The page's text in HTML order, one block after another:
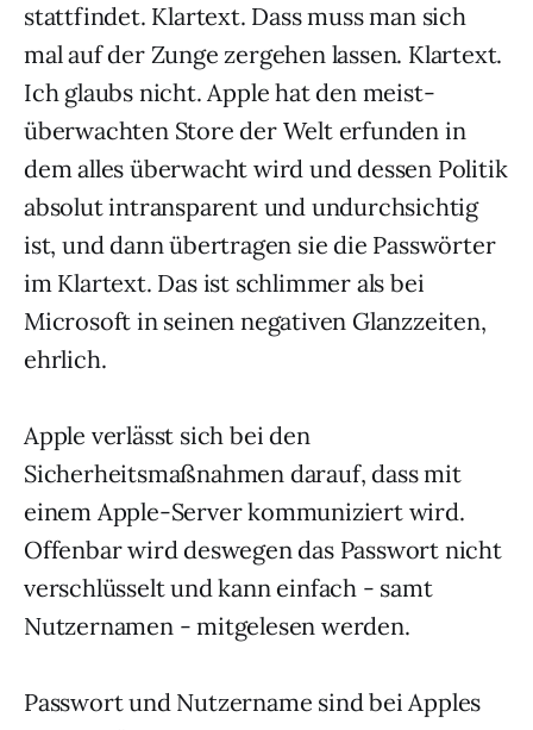
stattfindet. Klartext. Dass muss man sich
mal auf der Zunge zergehen lassen. Klartext.
Ich glaubs nicht. Apple hat den meist-
überwachten Store der Welt erfunden in
dem alles überwacht wird und dessen Politik
absolut intransparent und undurchsichtig
ist, und dann übertragen sie die Passwörter
im Klartext. Das ist schlimmer als bei
Microsoft in seinen negativen Glanzzeiten,
ehrlich.
Apple verlässt sich bei den
Sicherheitsmaßnahmen darauf, dass mit
einem Apple-Server kommuniziert wird.
Offenbar wird deswegen das Passwort nicht
verschlüsselt und kann einfach - samt
Nutzernamen - mitgelesen werden.
Passwort und Nutzername sind bei Apples